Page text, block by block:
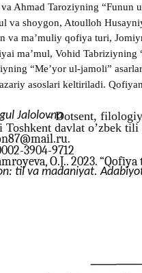
va Ahmad Taroziyning “Funun
va shoygon, Atoulloh
va ma’muliy qofiya turi,
ma’mul, Vohid Tabriziyning
“Me’yor ul-jamoli”
asoslari keltiriladi.
Jalolovna- Dotsent,
Toshkent davlat oʼzbek
3904-9712
O.J.. 2023.
til va madaniyat.